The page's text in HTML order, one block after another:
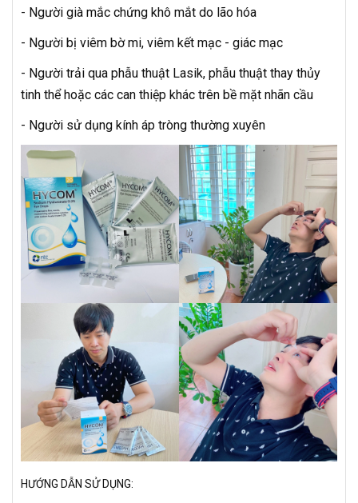
- Người già mắc chứng khô mắt do lão hóa
- Người bị viêm bờ mi, viêm kết mạc - giác mạc
- Người trải qua phẫu thuật Lasik, phẫu thuật thay thủy
tinh thể hoặc các can thiệp khác trên bề mặt nhãn cầu
- Người sử dụng kính áp tròng thường xuyên
HƯỚNG DẪN SỬ DỤNG: